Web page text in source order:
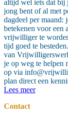
altijd wel iets dat bij
jong bent of al met
dagdeel per
betekenen voor een
vrijwilliger te
tijd goed te
van
je op weg te helpen
op via
plan direct een
Lees meer
Contact